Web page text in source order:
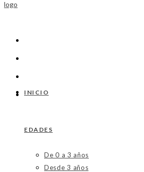
INICIO
EDADES
De 0 a 3 años
Desde 3 años